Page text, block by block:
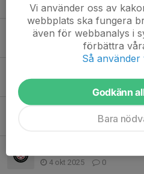
7 dec 2025 0
Försäljning av
23 nov 2025 0
0
4 okt 2025 0
Vi använder oss av
webbplats ska fungera
även för webbanalys i
förbättra
Så använder
Godkänn
Bara